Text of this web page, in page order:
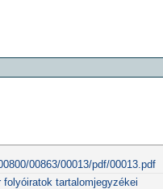
00863/00013/pdf/00013.pdf
folyóiratok tartalomjegyzékei